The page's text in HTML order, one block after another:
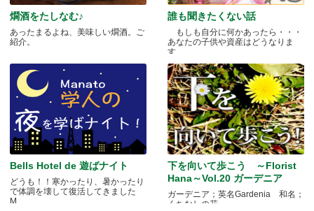
燗酒をたしなむ♪
あったまるよね、美味しい燗酒。ご
紹介。
誰も聞きたくない話
もしも自分に何かあったら・・・
あなたの子供や資産はどうなりま
す.....
Bells Hotel de 遊ばナイト
どうも！！寒かったり、暑かったり
で体調を壊して復活してきました
M.....
下を向いて歩こう ～Florist
Hana～Vol.20 ガーデニア
ガーデニア；英名Gardenia 和名；
くちなしの花 .....